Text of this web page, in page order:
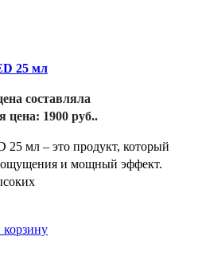
25 мл
составляла
цена: 1900 руб..
мл – это продукт, который
ощущения и мощный эффект.